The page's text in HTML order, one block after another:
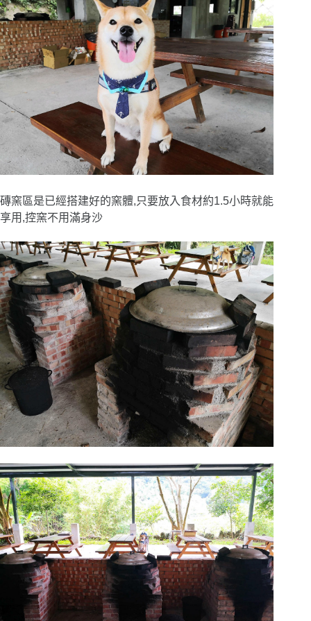
磚窯區是已經搭建好的窯體,只要放入食材約1.5小時就能
享用,控窯不用滿身沙